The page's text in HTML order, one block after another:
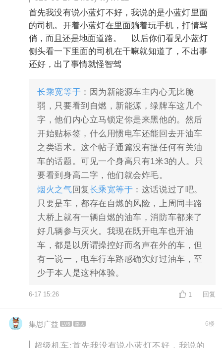
首先我没有说小蓝灯不好，我说的是小蓝灯里面
的司机。开着小蓝灯在里面躺着玩手机，打情骂
俏，而且还是地面道路。 以后你们看见小蓝灯
侧头看一下里面的司机在干嘛就知道了，不出事
还好，出了事情就怪智驾
长乘宽等于 ：因为新能源车主内心无比脆
弱，只要看到自燃，新能源，绿牌车这几个
字，他们内心立马锁定你是来黑他的。然后
开始贴标签，什么用惯电车还能回去开油车
之类语术。这个帖子通篇没有提任何有关油
车的话题。可见一个身高只有1米3的人。只
要看到身高二字，他们就会炸毛。
烟火之气回复长乘宽等于 ：这话说过了吧。
只要是车，都存在自燃的风险，上周同丰路
大桥上就有一辆自燃的油车，消防车都来了
好几辆参与灭火。我现在既开电车也开油
车，都是以所谓操控好而名声在外的车，但
有一说一，电车行车路感确实好过油车，至
少于本人是这种体验。
6-17 15:26 1 回复
集思广益 LV6 路人 6楼
超级机车:首先我没有说小蓝灯不好，我说的